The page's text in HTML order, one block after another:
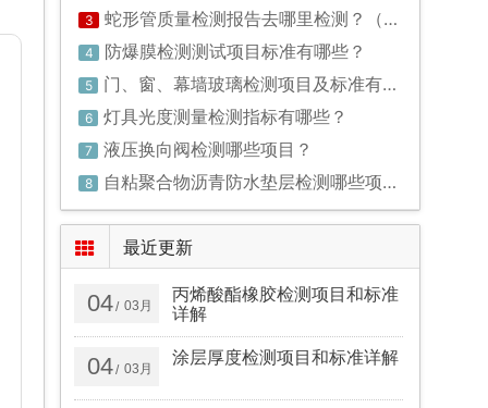
3 蛇形管质量检测报告去哪里检测？（已解决）
4 防爆膜检测测试项目标准有哪些？
5 门、窗、幕墙玻璃检测项目及标准有哪些？
6 灯具光度测量检测指标有哪些？
7 液压换向阀检测哪些项目？
8 自粘聚合物沥青防水垫层检测哪些项目？
最近更新
04/ 03月
丙烯酸酯橡胶检测项目和标准
详解
04/ 03月
涂层厚度检测项目和标准详解